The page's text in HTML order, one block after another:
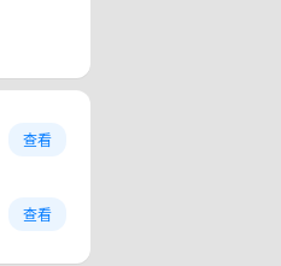
查看
查看